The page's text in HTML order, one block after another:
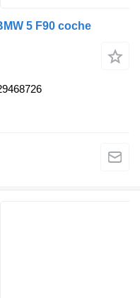
5 F90 coche